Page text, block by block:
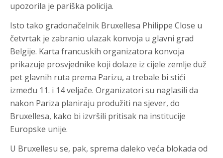
upozorila je pariška policija.
Isto tako gradonačelnik Bruxellesa Philippe Close u
četvrtak je zabranio ulazak konvoja u glavni grad
Belgije. Karta francuskih organizatora konvoja
prikazuje prosvjednike koji dolaze iz cijele zemlje duž
pet glavnih ruta prema Parizu, a trebale bi stići
između 11. i 14 veljače. Organizatori su naglasili da
nakon Pariza planiraju produžiti na sjever, do
Bruxellesa, kako bi izvršili pritisak na institucije
Europske unije.
U Bruxellesu se, pak, sprema daleko veća blokada od